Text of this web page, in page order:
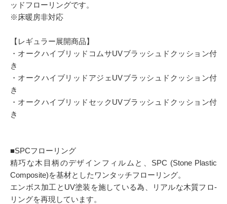
ッドフローリングです。
※床暖房非対応
【レギュラー展開商品】
・オークハイブリッドコムサUVブラッシュドクッション付
き
・オークハイブリッドアジェUVブラッシュドクッション付
き
・オークハイブリッドセックUVブラッシュドクッション付
き
■SPCフローリング
精巧な木目柄のデザインフィルムと、SPC (Stone Plastic
Composite)を基材としたワンタッチフローリング。
エンボス加工とUV塗装を施している為、リアルな木質フロ-
リングを再現しています。